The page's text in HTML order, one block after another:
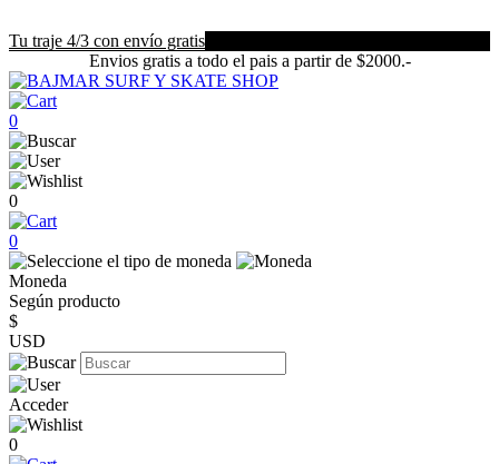
Tu traje 4/3 con envío gratis
Envios gratis a todo el pais a partir de $2000.-
0
0
0
Moneda
Según producto
$
USD
Acceder
0